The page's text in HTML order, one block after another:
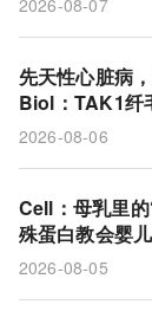
2026-08-07
先天性心脏病
Biol：TAK1纤
先心病+多系统
2026-08-06
Cell：母乳里
殊蛋白教会婴
2026-08-05